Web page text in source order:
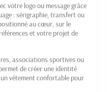
votre logo ou message grâce
: sérigraphie, transfert ou
au cœur, sur le
et votre projet de
associations sportives ou
de créer une identité
vêtement confortable pour